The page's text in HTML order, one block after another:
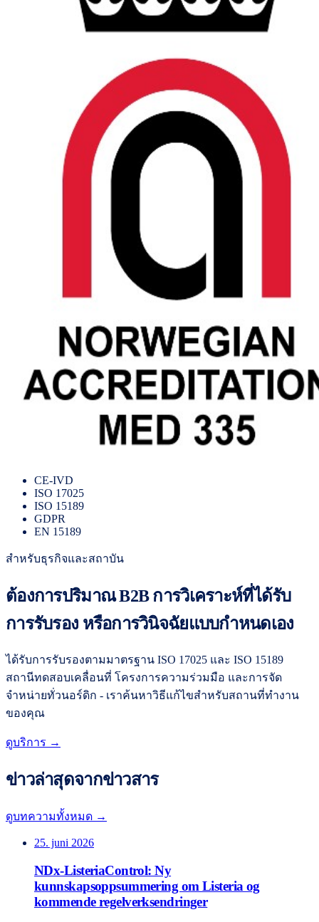
CE-IVD
ISO 17025
ISO 15189
GDPR
EN 15189
สำหรับธุรกิจและสถาบัน
ต้องการปริมาณ B2B การวิเคราะห์ที่ได้รับ
การรับรอง หรือการวินิจฉัยแบบกำหนดเอง
ได้รับการรับรองตามมาตรฐาน ISO 17025 และ ISO 15189
สถานีทดสอบเคลื่อนที่ โครงการความร่วมมือ และการจัด
จำหน่ายทั่วนอร์ดิก - เราค้นหาวิธีแก้ไขสำหรับสถานที่ทำงาน
ของคุณ
ดูบริการ →
ข่าวล่าสุดจากข่าวสาร
ดูบทความทั้งหมด →
25. juni 2026
NDx-ListeriaControl: Ny
kunnskapsoppsummering om Listeria og
kommende regelverksendringer